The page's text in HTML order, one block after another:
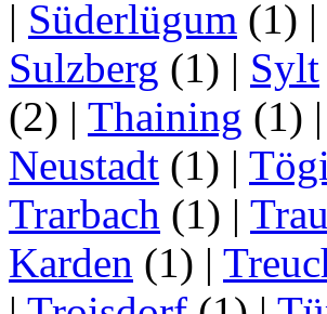
| Süderlügum (1) |
Sulzberg (1) | Sylt
(2) | Thaining (1) |
Neustadt (1) |
Trarbach (1) |
Karden (1) |